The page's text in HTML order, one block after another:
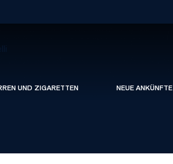
UND ZIGARETTEN NEUE ANKÜNFTE